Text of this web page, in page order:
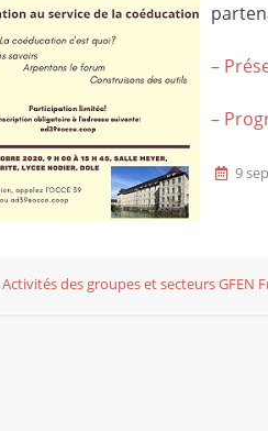
–
–
9
Activités des groupes et secteursGFEN